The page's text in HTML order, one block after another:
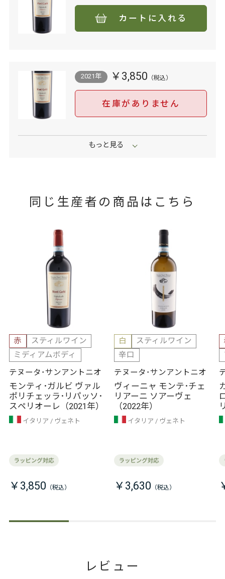
カートに入れる
2021年 ￥3,850
在庫がありません
同じ生産者の商品はこちら
赤
スティルワイン
ミディアムボディ
テヌータ･サンアントニオ
モンティ･ガルビ ヴァル
ポリチェッラ･リパッソ･
スペリオーレ（2021年）
イタリア ヴェネト
￥3,850
白
スティルワイン
辛口
テヌータ･サンアントニオ
ヴィーニャ モンテ･チェ
リアーニ ソアーヴェ
（2022年）
イタリア ヴェネト
￥3,630
レビュー